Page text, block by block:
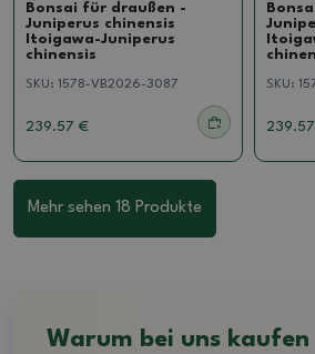
Bonsai für draußen -
Juniperus chinensis
Itoigawa-Juniperus
chinensis
SKU: 1578-VB2026-3087
239.57 €
SKU:
Mehr sehen 18 Produkte
Warum bei uns kaufen